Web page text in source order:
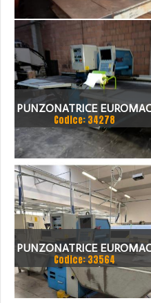
PUNZONATRICE EUROMAC
CX1000/30
Codice: 34278
PUNZONATRICE EUROMAC
CX1000/30
Codice: 33564